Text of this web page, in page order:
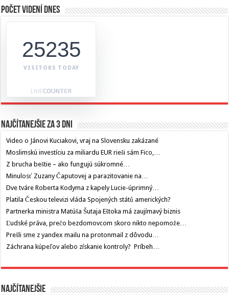
Počet videní dnes
25235
VISITORS TODAY
Najčítanejšie za 3 dni
Video o Jánovi Kuciakovi, vraj na Slovensku zakázané
Moslimskú investíciu za miliardu EUR rieši sám Fico,…
Z brucha beštie – ako fungujú súkromné…
Minulosť Zuzany Čaputovej a parazitovanie na…
Dve tváre Roberta Kodyma z kapely Lucie-úprimný…
Platila Českou televizi vláda Spojených států amerických?
Partnerka ministra Matúša Šutaja Eštoka má zaujímavý biznis
Ľudské práva, prečo bezdomovcom skoro nikto nepomože…
Prešli sme z yandex mailu na protonmail z dôvodu…
Záchrana kúpeľov alebo získanie kontroly? Príbeh…
Najčítanejšie